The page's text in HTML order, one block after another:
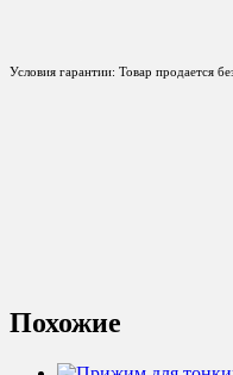
Условия гарантии: Товар продается
Похожие